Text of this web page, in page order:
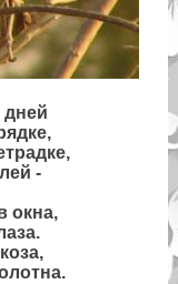
дней
-
окна,